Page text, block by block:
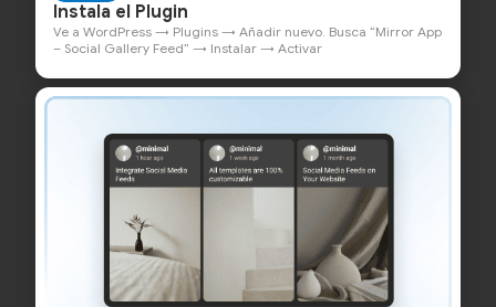
Instala el Plugin
Ve a WordPress → Plugins → Añadir nuevo. Busca “Mirror App
– Social Gallery Feed” → Instalar → Activar